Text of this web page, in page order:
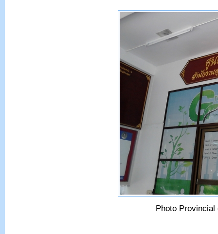
Photo Provincial